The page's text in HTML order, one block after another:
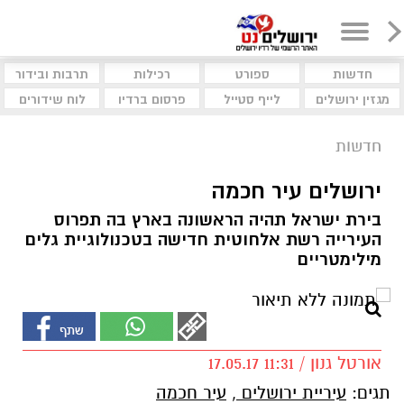
חדשות ספורט רכילות
תרבות ובידור
מגזין ירושלים
לייף סטייל פרסום ברדיו לוח שידורים
חדשות
ירושלים עיר חכמה
בירת ישראל תהיה הראשונה בארץ בה תפרוס
העירייה רשת אלחוטית חדישה בטכנולוגיית גלים
מילימטריים
אורטל גנון / 11:31 17.05.17
תגים: עיריית ירושלים , עיר חכמה